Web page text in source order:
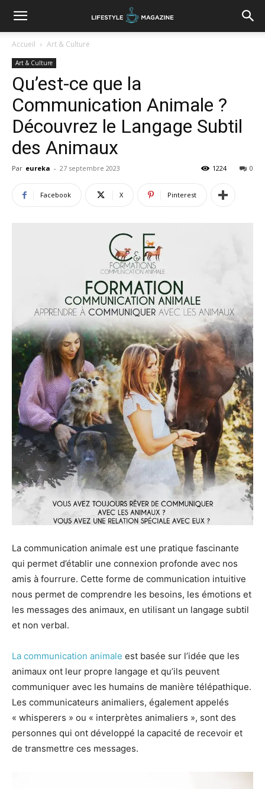
Accueil Art & Culture
Art & Culture
Qu’est-ce que la
Communication Animale ?
Découvrez le Langage Subtil
des Animaux
Par eureka - 27 septembre 2023 0
1224
Facebook X Pinterest
La communication animale est une pratique fascinante
qui permet d’établir une connexion profonde avec nos
amis à fourrure. Cette forme de communication intuitive
nous permet de comprendre les besoins, les émotions et
les messages des animaux, en utilisant un langage subtil
et non verbal.
La communication animale est basée sur l’idée que les
animaux ont leur propre langage et qu’ils peuvent
communiquer avec les humains de manière télépathique.
Les communicateurs animaliers, également appelés
« whisperers » ou « interprètes animaliers », sont des
personnes qui ont développé la capacité de recevoir et
de transmettre ces messages.